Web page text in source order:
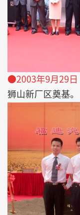
●2003年9月29日
狮山新厂区奠基。